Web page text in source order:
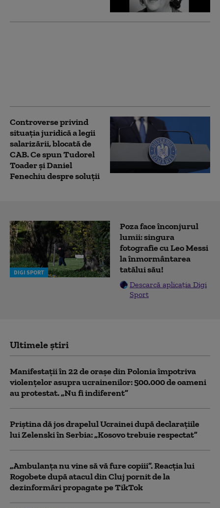
Controverse privind
situația juridică a legii
salarizării, blocată de
CAB. Ce spun Tudorel
Toader și Daniel
Fenechiu despre soluții
DIGI SPORT
Poza face înconjurul
lumii: singura
fotografie cu Leo Messi
la înmormântarea
tatălui său!
Descarcă aplicația Digi
Sport
Ultimele știri
Manifestații în 22 de orașe din Polonia împotriva
violențelor asupra ucrainenilor: 500.000 de oameni
au protestat. „Nu fi indiferent”
Priștina dă jos drapelul Ucrainei după declarațiile
lui Zelenski în Serbia: „Kosovo trebuie respectat”
„Ambulanța nu vine să vă fure copiii”. Reacția lui
Rogobete după atacul din Cluj pornit de la
dezinformări propagate pe TikTok